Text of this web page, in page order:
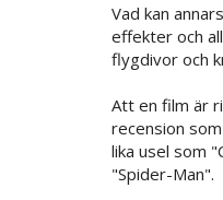
Vad kan
effekter och
flygdivor och
Att en film är
recension
lika usel som
"Spider-Man".